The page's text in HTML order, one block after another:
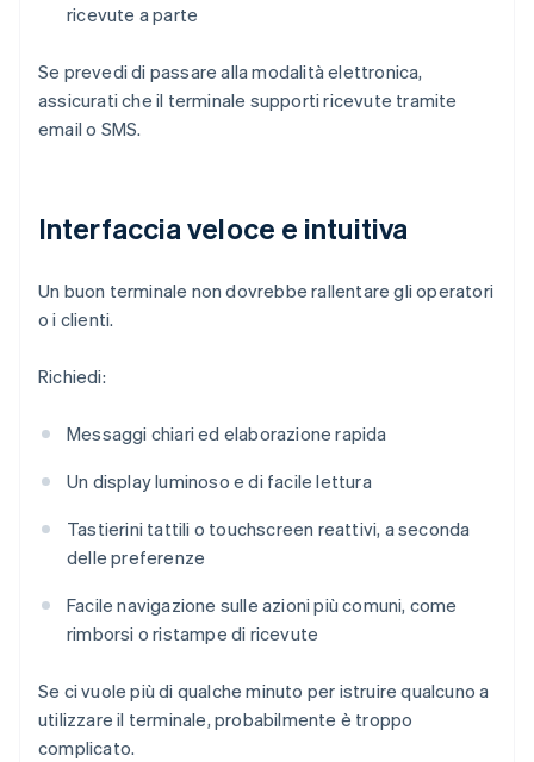
ricevute a parte
Se prevedi di passare alla modalità elettronica,
assicurati che il terminale supporti ricevute tramite
email o SMS.
Interfaccia veloce e intuitiva
Un buon terminale non dovrebbe rallentare gli operatori
o i clienti.
Richiedi:
Messaggi chiari ed elaborazione rapida
Un display luminoso e di facile lettura
Tastierini tattili o touchscreen reattivi, a seconda
delle preferenze
Facile navigazione sulle azioni più comuni, come
rimborsi o ristampe di ricevute
Se ci vuole più di qualche minuto per istruire qualcuno a
utilizzare il terminale, probabilmente è troppo
complicato.